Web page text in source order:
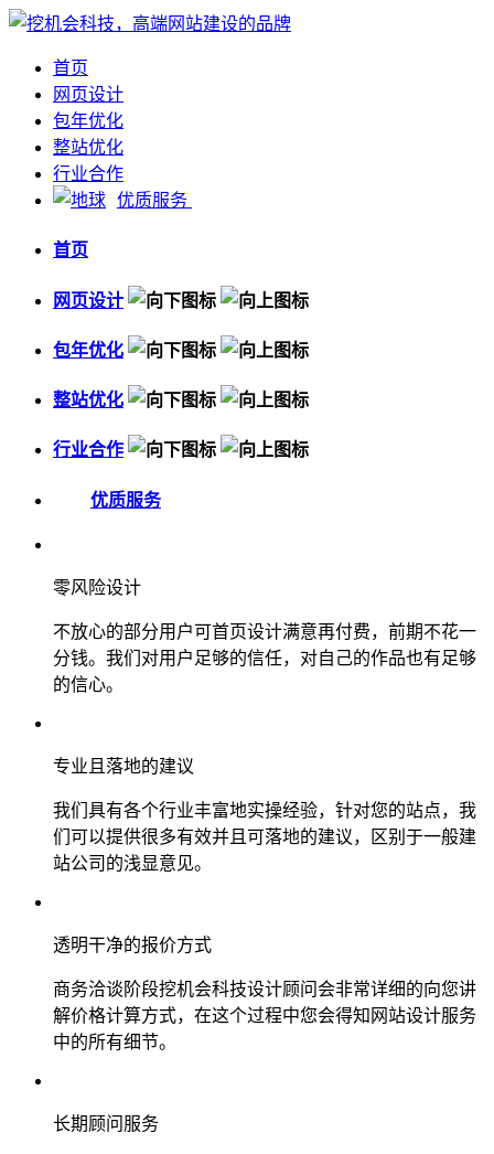
首页
网页设计
包年优化
整站优化
行业合作
优质服务
首页
网页设计
包年优化
整站优化
行业合作
优质服务
零风险设计
不放心的部分用户可首页设计满意再付费，前期不花一
分钱。我们对用户足够的信任，对自己的作品也有足够
的信心。
专业且落地的建议
我们具有各个行业丰富地实操经验，针对您的站点，我
们可以提供很多有效并且可落地的建议，区别于一般建
站公司的浅显意见。
透明干净的报价方式
商务洽谈阶段挖机会科技设计顾问会非常详细的向您讲
解价格计算方式，在这个过程中您会得知网站设计服务
中的所有细节。
长期顾问服务